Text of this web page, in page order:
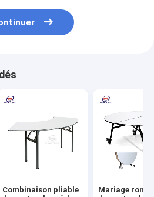
Combinaison pliable
Mariage rond